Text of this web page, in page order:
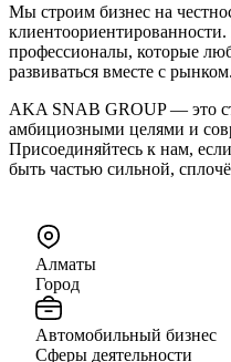
Мы строим бизнес на
профессионалы, которые
развиваться вместе с рынком.
AKA SNAB GROUP — это
амбициозными целями и
Присоединяйтесь к нам,
быть частью сильной,
Алматы
Город
Автомобильный бизнес
Сферы деятельности